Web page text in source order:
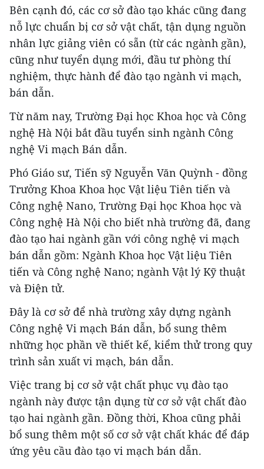
Bên cạnh đó, các cơ sở đào tạo khác cũng đang
nỗ lực chuẩn bị cơ sở vật chất, tận dụng nguồn
nhân lực giảng viên có sẵn (từ các ngành gần),
cũng như tuyển dụng mới, đầu tư phòng thí
nghiệm, thực hành để đào tạo ngành vi mạch,
bán dẫn.
Từ năm nay, Trường Đại học Khoa học và Công
nghệ Hà Nội bắt đầu tuyển sinh ngành Công
nghệ Vi mạch Bán dẫn.
Phó Giáo sư, Tiến sỹ Nguyễn Văn Quỳnh - đồng
Trưởng Khoa Khoa học Vật liệu Tiên tiến và
Công nghệ Nano, Trường Đại học Khoa học và
Công nghệ Hà Nội cho biết nhà trường đã, đang
đào tạo hai ngành gần với công nghệ vi mạch
bán dẫn gồm: Ngành Khoa học Vật liệu Tiên
tiến và Công nghệ Nano; ngành Vật lý Kỹ thuật
và Điện tử.
Đây là cơ sở để nhà trường xây dựng ngành
Công nghệ Vi mạch Bán dẫn, bổ sung thêm
những học phần về thiết kế, kiểm thử trong quy
trình sản xuất vi mạch, bán dẫn.
Việc trang bị cơ sở vật chất phục vụ đào tạo
ngành này được tận dụng từ cơ sở vật chất đào
tạo hai ngành gần. Đồng thời, Khoa cũng phải
bổ sung thêm một số cơ sở vật chất khác để đáp
ứng yêu cầu đào tạo vi mạch bán dẫn.